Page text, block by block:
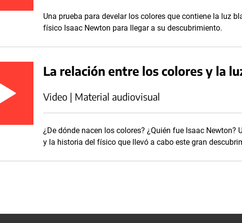
Una prueba para develar los colores que contiene la luz
físico Isaac Newton para llegar a su descubrimiento.
La relación entre los colores y la
Video | Material audiovisual
¿De dónde nacen los colores? ¿Quién fue Isaac
y la historia del físico que llevó a cabo este gran